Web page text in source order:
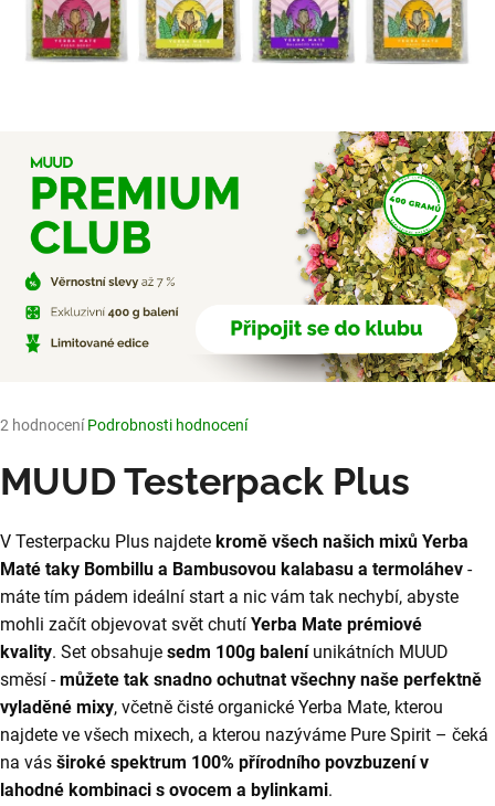
Průměrné
produktu
je
5
hvězdiček.
2 hodnocení Podrobnosti hodnocení
MUUD Testerpack Plus
V Testerpacku Plus najdete kromě všech našich mixů Yerba
Maté taky Bombillu a Bambusovou kalabasu a termoláhev -
máte tím pádem ideální start a nic vám tak nechybí, abyste
mohli začít objevovat svět chutí Yerba Mate prémiové
kvality. Set obsahuje sedm 100g baleníunikátních MUUD
směsí -můžete tak snadno ochutnat všechny naše perfektně
vyladěné mixy, včetně čisté organické Yerba Mate, kterou
najdete ve všech mixech, a kterou nazýváme Pure Spirit – čeká
na vás široké spektrum 100% přírodního povzbuzení v
lahodné kombinaci s ovocem a bylinkami.
e
n
?
D
p
o
u
č
u
j
e
m
e
YERBA
MATE
PRIME